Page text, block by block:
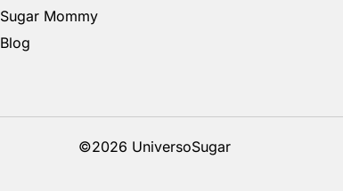
Sugar Mommy
Blog
©2026 UniversoSugar